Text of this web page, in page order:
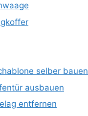
selber bauen
ausbauen
entfernen